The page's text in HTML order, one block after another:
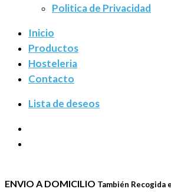
Politica de Privacidad
Inicio
Productos
Hosteleria
Contacto
Lista de deseos
ENVIO A DOMICILIO También Recogida